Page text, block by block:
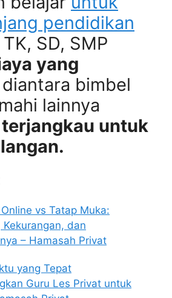
pendidikan
SD, SMP
yang
diantara bimbel
lainnya
untuk
vs Tatap Muka:
Kekurangan, dan
– Hamasah Privat
yang Tepat
Guru Les Privat untuk